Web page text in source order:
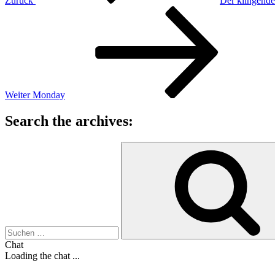
Weiter Monday
Search the archives:
Chat
Loading the chat ...